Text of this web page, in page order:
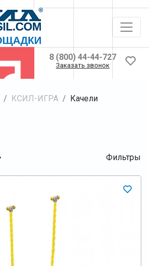
8 (800) 44-44-727
Заказать звонок
КСИЛ-ИГРА Качели
Фильтры